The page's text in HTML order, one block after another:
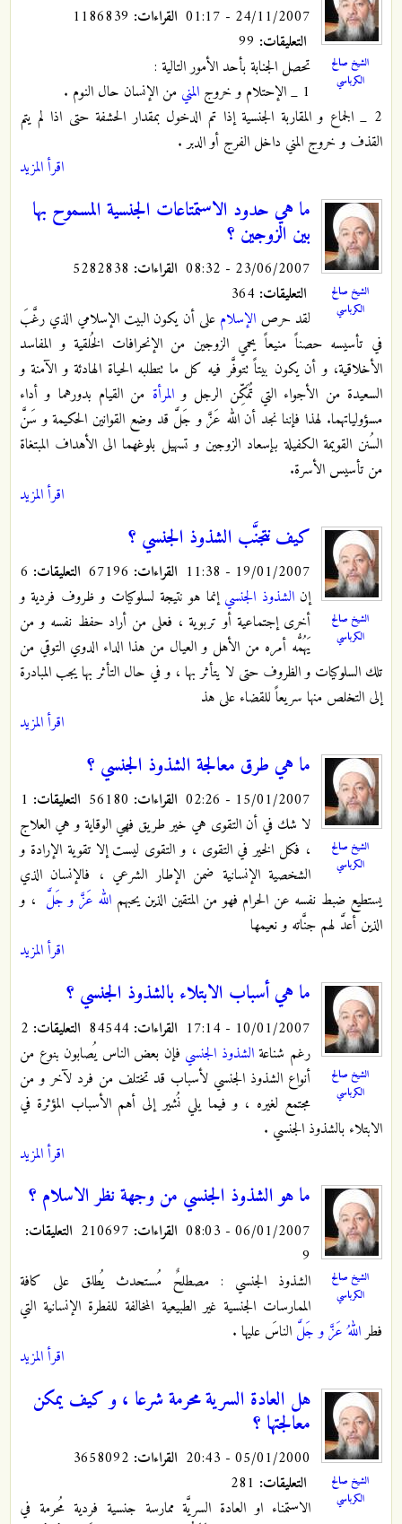
الشيخ صالح
الكرباسي
24/11/2007 - 01:17 القراءات: 1186839
التعليقات:
تحصل الجنابة بأحد الأمور التالية :
1 _ الإحتلام و خروج
المني من الإنسان حال النوم .
2 _ الجماع و المقاربة الجنسية إذا تم الدخول بمقدار الحشفة حتى اذا لم يتم
القذف و خروج المني داخل الفرج أو الدبر .
اقرأ المزيد
الشيخ صالح
الكرباسي
ما هي حدود الاستمتاعات الجنسية المسموح بها
بين الزوجين ؟
23/06/2007 - 08:32 القراءات: 5282838
التعليقات:
لقد حرص الإسلام على أن يكون البيت الإسلامي الذي رغَّبَ
في تأسيسه حصناً منيعاً يحمي الزوجين من الإنحرافات الخُلقية و المفاسد
الأخلاقية، و أن يكون بيتاً تتوفَّر فيه كل ما تتطلبه الحياة الهادئة و الآمنة و
السعيدة من الأجواء التي تُمَكِّن الرجل والمرأة من القيام بدورهما و أداء
مسؤولياتهما. لهذا فإننا نجد أن الله عَزَّ و جَلَّ قد وضع القوانين الحكيمة و سَنَّ
السُنن القويمة الكفيلة بإسعاد الزوجين و تسهيل بلوغهما الى الأهداف المبتغاة
من تأسيس الأسرة.
اقرأ المزيد
الشيخ صالح
الكرباسي
كيف نتجنَّب الشذوذ الجنسي ؟
19/01/2007 - 11:38 القراءات: التعليقات:
إنالشذوذ الجنسيإنما هو نتيجة لسلوكيات و ظروف فردية و
أخرى إجتماعية أو تربوية ، فعلى من أراد حفظ نفسه و من
يَهُمُّه أمره من الأهل و العيال من هذا الداء الدوي التوقي من
تلك السلوكيات و الظروف حتى لا يتأثر بها ، و في حال التأثر بها يجب المبادرة
إلى التخلص منها سريعاً للقضاء على هذ
اقرأ المزيد
الشيخ صالح
الكرباسي
ما هي طرق معالجة الشذوذ الجنسي ؟
15/01/2007 - 02:26 القراءات: التعليقات:
لا شك في أن التقوى هي خير طريق فهي الوقاية و هي العلاج
، فكل الخير في التقوى ، و التقوى ليست إلا تقوية الإرادة و
الشخصية الإنسانية ضمن الإطار الشرعي ، فالإنسان الذي
يستطيع ضبط نفسه عن الحرام فهو من المتقين الذين يحبهم الله عَزَّ و جَلَّ ، و
الذين أعدَّ لهم جنَّاته و نعيمها
اقرأ المزيد
الشيخ صالح
الكرباسي
ما هي أسباب الابتلاء بالشذوذ الجنسي ؟
10/01/2007 - 17:14 القراءات: التعليقات:
رغم شناعةالشذوذ الجنسي فإن بعض الناس يُصابون بنوع من
أنواع الشذوذ الجنسي لأسباب قد تختلف من فرد لآخر و من
مجتمع لغيره ، و فيما يلي نُشير إلى أهم الأسباب المؤثرة في
الابتلاء بالشذوذ الجنسي .
اقرأ المزيد
الشيخ صالح
الكرباسي
ما هو الشذوذ الجنسي من وجهة نظر الاسلام ؟
06/01/2007 - 08:03 القراءات:
التعليقات:
9
الشذوذ الجنسي : مصطلحٌ مُستحدث يُطلق على كافة
الممارسات الجنسية غير الطبيعية المخالفة للفطرة الإنسانية التي
فطراللهُ عَزَّ و جَلَّ الناسَ عليها .
اقرأ المزيد
الشيخ صالح
الكرباسي
هل العادة السرية محرمة شرعا ، و كيف يمكن
معالجتها ؟
05/01/2000 - 20:43 القراءات: 3658092
التعليقات:
الاستمناء او العادة السريَّة ممارسة جنسية فردية مُحرمة في